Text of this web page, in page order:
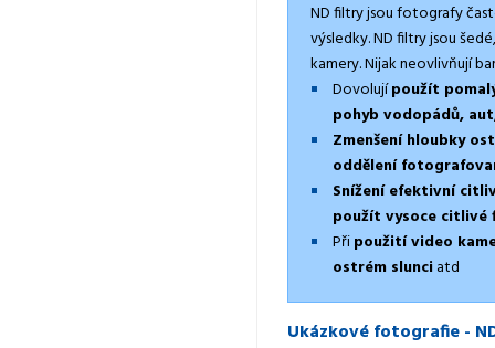
ND filtry jsou fotografy
výsledky. ND filtry jsou
kamery. Nijak neovlivňují
Dovolujípoužít
pohyb vodopádů,
Zmenšení hloubky
oddělení
Snížení efektivní
použít vysoce citlivé
Připoužití video
ostrém slunciatd
Ukázkové fotografie -